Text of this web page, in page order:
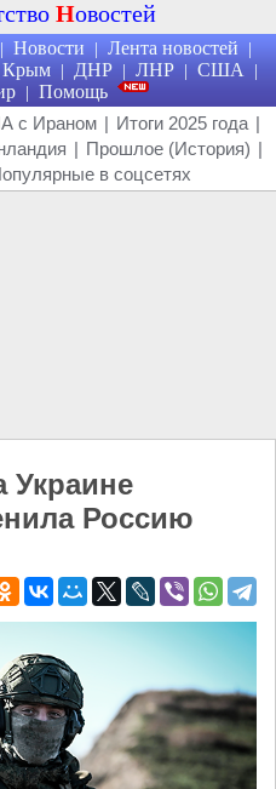
Новостей
| Новости | Лента новостей |
Крым | ДНР | ЛНР | США |
| Помощь
с Ираном | Итоги 2025 года |
| Прошлое (История) |
в соцсетях
Украине
Россию